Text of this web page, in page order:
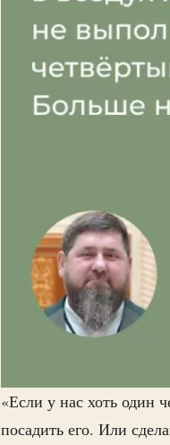
«Если у нас хоть один
посадить его. Или